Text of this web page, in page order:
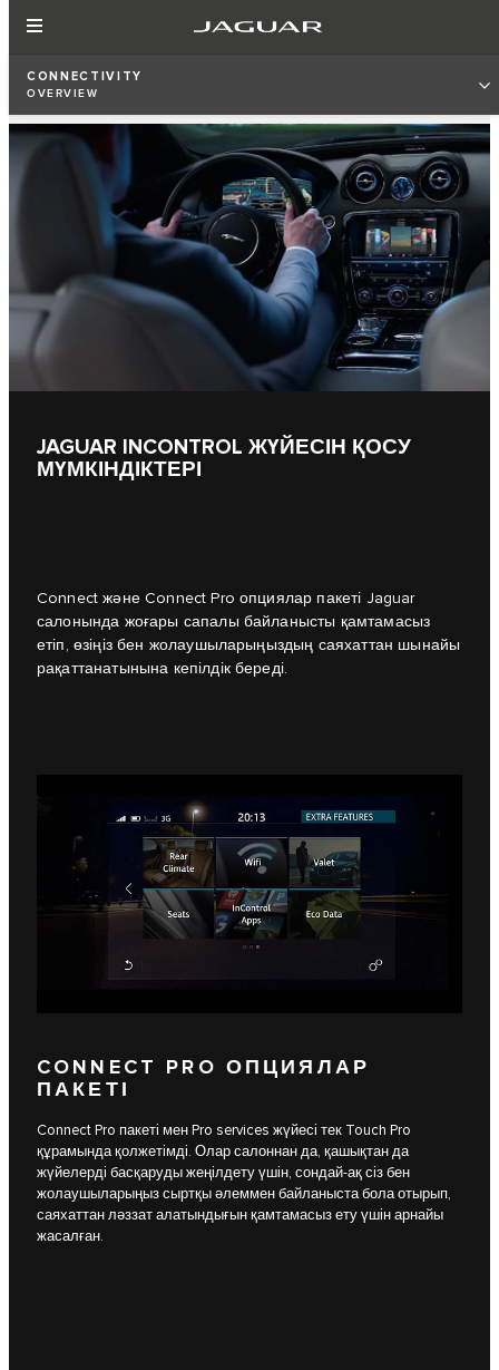
CONNECTIVITY
OVERVIEW
JAGUAR INCONTROL ЖҮЙЕСІН ҚОСУ
МҮМКІНДІКТЕРІ
Connect және Connect Pro опциялар пакеті Jaguar
салонында жоғары сапалы байланысты қамтамасыз
етіп, өзіңіз бен жолаушыларыңыздың саяхаттан шынайы
рақаттанатынына кепілдік береді.
CONNECT PRO ОПЦИЯЛАР
ПАКЕТІ
Connect Pro пакеті мен Pro services жүйесі тек Touch Pro
құрамында қолжетімді. Олар салоннан да, қашықтан да
жүйелерді басқаруды жеңілдету үшін, сондай-ақ сіз бен
жолаушыларыңыз сыртқы әлеммен байланыста бола отырып,
саяхаттан ләззат алатындығын қамтамасыз ету үшін арнайы
жасалған.